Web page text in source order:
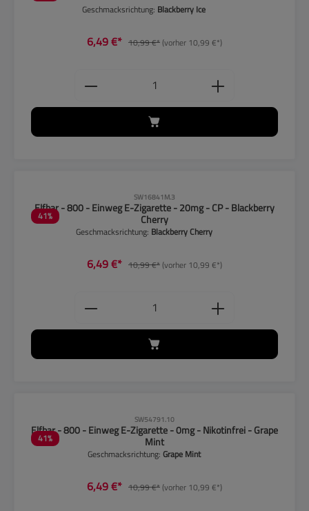
Geschmacksrichtung: Blackberry Ice
6,49 €* 10,99 €*(vorher 10,99 €*)
Produkt Anzahl: Gib den
41%
SW16841M.3
Elfbar - 800 - Einweg E-Zigarette - 20mg - CP - Blackberry
Cherry
Geschmacksrichtung: Blackberry Cherry
6,49 €* 10,99 €*(vorher 10,99 €*)
Produkt Anzahl: Gib den
41%
SW54791.10
Elfbar - 800 - Einweg E-Zigarette - 0mg - Nikotinfrei - Grape
Mint
Geschmacksrichtung: Grape Mint
6,49 €* 10,99 €*(vorher 10,99 €*)